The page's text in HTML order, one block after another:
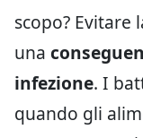
scopo?
una
infezione. I
quando gli